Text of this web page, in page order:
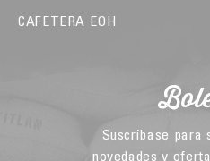
CAFETERA EOH
Suscríbase para
novedades y